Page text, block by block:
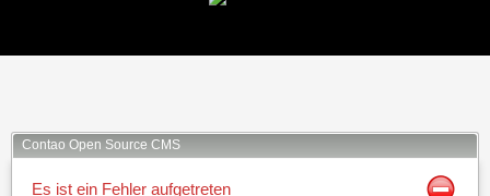
Contao Open Source CMS
Es ist ein Fehler aufgetreten